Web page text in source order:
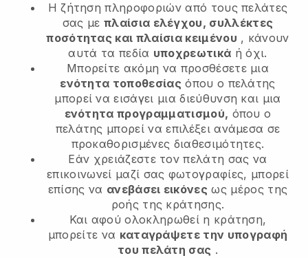
Η ζήτηση πληροφοριών από τους πελάτες
σας με πλαίσια ελέγχου, συλλέκτες
ποσότητας και πλαίσια κειμένου , κάνουν
αυτά τα πεδία υποχρεωτικά ή όχι.
Μπορείτε ακόμη να προσθέσετε μια
ενότητα τοποθεσίας όπου ο πελάτης
μπορεί να εισάγει μια διεύθυνση και μια
ενότητα προγραμματισμού, όπου ο
πελάτης μπορεί να επιλέξει ανάμεσα σε
προκαθορισμένες διαθεσιμότητες.
Εάν χρειάζεστε τον πελάτη σας να
επικοινωνεί μαζί σας φωτογραφίες, μπορεί
επίσης να ανεβάσει εικόνες ως μέρος της
ροής της κράτησης.
Και αφού ολοκληρωθεί η κράτηση,
μπορείτε να καταγράψετε την υπογραφή
του πελάτη σας .